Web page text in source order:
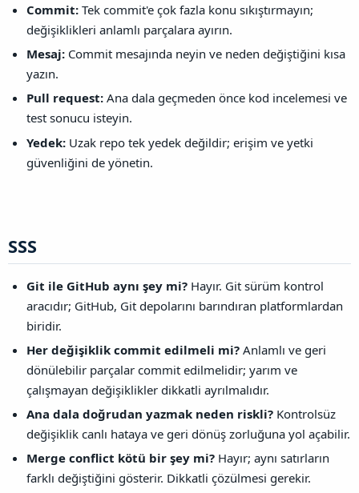
Commit: Tek commit'e çok fazla konu sıkıştırmayın;
değişiklikleri anlamlı parçalara ayırın.
Mesaj: Commit mesajında neyin ve neden değiştiğini kısa
yazın.
Pull request: Ana dala geçmeden önce kod incelemesi ve
test sonucu isteyin.
Yedek: Uzak repo tek yedek değildir; erişim ve yetki
güvenliğini de yönetin.
SSS​
Git ile GitHub aynı şey mi? Hayır. Git sürüm kontrol
aracıdır; GitHub, Git depolarını barındıran platformlardan
biridir.
Her değişiklik commit edilmeli mi? Anlamlı ve geri
dönülebilir parçalar commit edilmelidir; yarım ve
çalışmayan değişiklikler dikkatli ayrılmalıdır.
Ana dala doğrudan yazmak neden riskli? Kontrolsüz
değişiklik canlı hataya ve geri dönüş zorluğuna yol açabilir.
Merge conflict kötü bir şey mi? Hayır; aynı satırların
farklı değiştiğini gösterir. Dikkatli çözülmesi gerekir.